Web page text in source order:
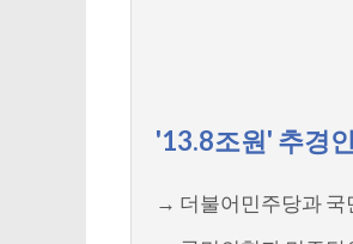
'13.8조원' 추경
→ 더불어민주당과 국